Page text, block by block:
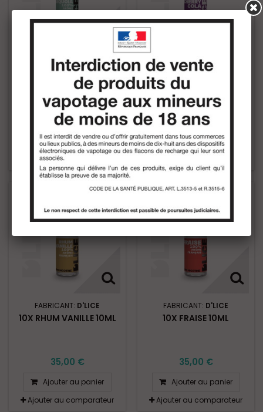
FABRICANT:D'LICE
10X SÉQUOIA 10ML
35,00 €
Ajouter au panier
Ajouter au comparateur
FABRICANT:D'LICE
10X CHERRY COLA 10ML
35,00 €
Ajouter au panier
FABRICANT: D'LICE
10X RHUM VANILLE 10ML
35,00 €
Ajouter au panier
Ajouter au comparateur
FABRICANT: D'LICE
10X FRAISE 10ML
35,00 €
Ajouter au panier
Ajouter au comparateur